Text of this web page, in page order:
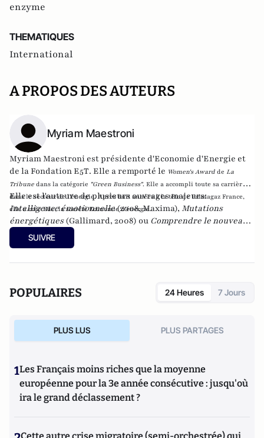
enzyme
THEMATIQUES
International
A PROPOS DES AUTEURS
Myriam Maestroni
Myriam Maestroni est présidente d'Economie d'Energie et
de la Fondation E5T. Elle a remporté le Women's Award de La
Tribune dans la catégorie "Green Business". Elle a accompli toute sa carrière
dans le secteur de l'énergie. Après huit années à la tête de Primagaz France,
elle a crée Ede, la société Economie d'énergie.
Elle est l'auteure de plusieurs ouvrages majeurs:
Intelligence émotionnelle(2008, Maxima), Mutations
énergétiques(Gallimard, 2008) ou Comprendre le nouveau
monde de l'énergie
World 2.0(Dow éditions).
SUIVRE
POPULAIRES 24 Heures 7 Jours
PLUS LUS PLUS PARTAGES
1Les Français moins riches que la moyenne
européenne pour la 3e année consécutive : jusqu'où
ira le grand déclassement ?